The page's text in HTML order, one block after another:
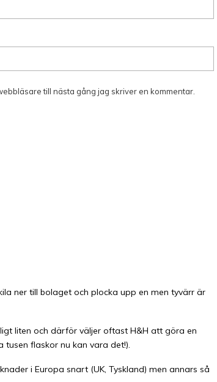
till nästa gång jag skriver en kommentar.
ner till bolaget och plocka upp en men tyvärr är
liten och därför väljer oftast H&H att göra en
flaskor nu kan vara det!).
i Europa snart (UK, Tyskland) men annars så